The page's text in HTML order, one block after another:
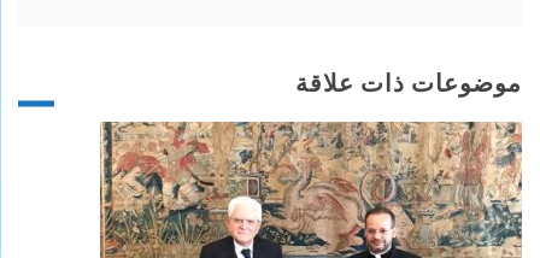
موضوعات ذات علاقة